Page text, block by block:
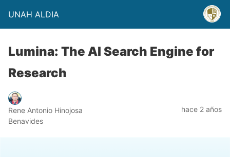
UNAH ALDIA
Lumina: The AI Search Engine for
Research
Rene Antonio Hinojosa
Benavides
hace 2 años